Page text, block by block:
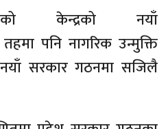
केन्द्रको नयाँ
पनि नागरिक उन्मुक्ति
नयाँ सरकार गठनमा सजिलै